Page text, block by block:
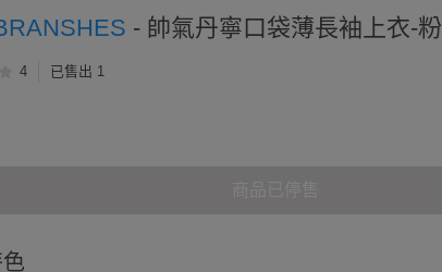
- 帥氣丹寧口袋薄長袖上衣-粉
4 已售出 1